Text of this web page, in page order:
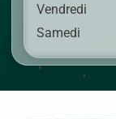
Vendredi
Samedi